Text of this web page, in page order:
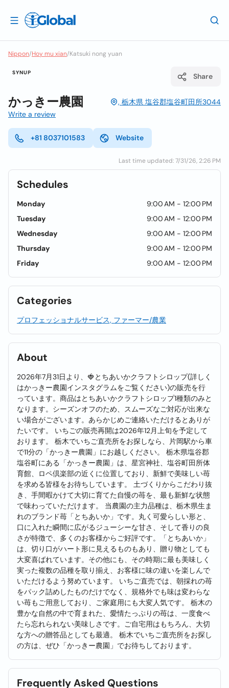
Nippon/Hoy mu xian/Katsuki nong yuan
SYNUP Share
かっきー農園
, 栃木県 塩谷郡塩谷町田所3044
Write a review
+81 8037101583 Website
Last time updated: 7/31/26, 2:26 PM
Schedules
Monday
9:00 AM - 12:00 PM
Tuesday
9:00 AM - 12:00 PM
Wednesday
9:00 AM - 12:00 PM
Thursday
9:00 AM - 12:00 PM
Friday
9:00 AM - 12:00 PM
Categories
プロフェッショナルサービス, ファーマー/農業
About
2026年7月31日より、🍓とちあいかクラフトシロップ(詳しく
はかっきー農園インスタグラムをご覧ください)の販売を行
っています。商品はとちあいかクラフトシロップ1種類のみと
なります。シーズンオフのため、スムーズなご対応が出来な
い場合がございます。あらかじめご連絡いただけるとありが
たいです。 いちごの販売再開は2026年12月上旬を予定して
おります。 栃木でいちご直売所をお探しなら、片岡駅から車
で11分の「かっきー農園」にお越しください。 栃木県塩谷郡
塩谷町にある「かっきー農園」は、星宮神社、塩谷町田所体
育館、ロペ倶楽部の近くに位置しており、新鮮で美味しい苺
を求める皆様をお待ちしています。 土づくりからこだわり抜
き、手間暇かけて大切に育てた自慢の苺を、最も新鮮な状態
で味わっていただけます。 当農園の主力品種は、栃木県生ま
れのブランド苺「とちあいか」です。丸く可愛らしい形と、
口に入れた瞬間に広がるジューシーな甘さ、そして香りの良
さが特徴で、多くのお客様からご好評です。「とちあいか」
は、切り口がハート形に見えるものもあり、贈り物としても
大変喜ばれています。その他にも、その時期に最も美味しく
実った複数の品種を取り揃え、お客様に味の違いを楽しんで
いただけるよう努めています。 いちご直売では、朝採れの苺
をパック詰めしたものだけでなく、規格外でも味は変わらな
い苺もご用意しており、ご家庭用にも大変人気です。 栃木の
豊かな自然の中で育まれた、愛情たっぷりの苺は、一度食べ
たら忘れられない美味しさです。ご自宅用はもちろん、大切
な方への贈答品としても最適。 栃木でいちご直売所をお探し
の方は、ぜひ「かっきー農園」でお待ちしております。
Frequently Asked Questions